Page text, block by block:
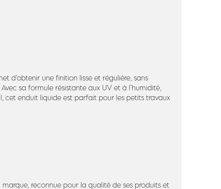
d’obtenir une finition lisse et régulière, sans
sa formule résistante aux UV et à l’humidité,
cet enduit liquide est parfait pour les petits travaux
reconnue pour la qualité de ses produits et